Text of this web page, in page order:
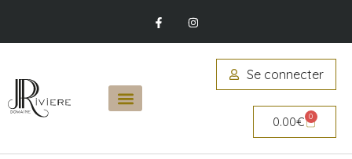
Se connecter
0.00€ 0